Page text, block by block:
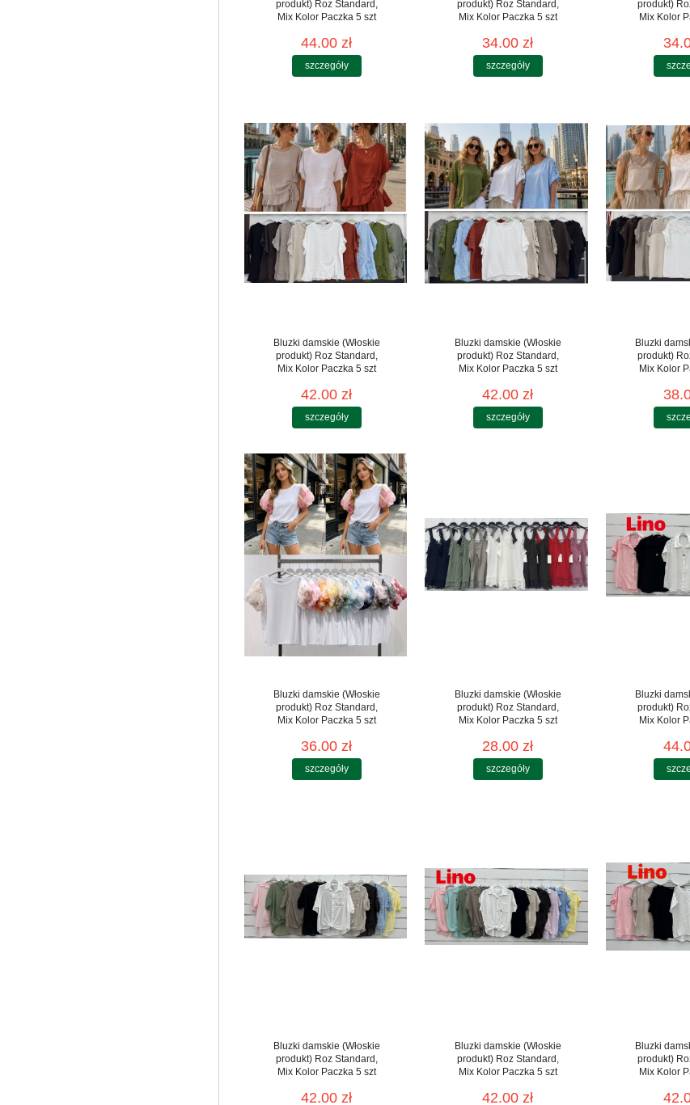
produkt) Roz Standard,
Mix Kolor Paczka 5 szt
44.00 zł
szczegóły
produkt) Roz Standard,
Mix Kolor Paczka 5 szt
34.00 zł
szczegóły
produkt)
Mix Kolor
Bluzki damskie (Włoskie
produkt) Roz Standard,
Mix Kolor Paczka 5 szt
42.00 zł
szczegóły
Bluzki damskie (Włoskie
produkt) Roz Standard,
Mix Kolor Paczka 5 szt
42.00 zł
szczegóły
Bluzki
produkt)
Mix Kolor
Bluzki damskie (Włoskie
produkt) Roz Standard,
Mix Kolor Paczka 5 szt
36.00 zł
szczegóły
Bluzki damskie (Włoskie
produkt) Roz Standard,
Mix Kolor Paczka 5 szt
28.00 zł
szczegóły
Bluzki
produkt)
Mix Kolor
Bluzki damskie (Włoskie
produkt) Roz Standard,
Mix Kolor Paczka 5 szt
42.00 zł
Bluzki damskie (Włoskie
produkt) Roz Standard,
Mix Kolor Paczka 5 szt
42.00 zł
Bluzki
produkt)
Mix Kolor